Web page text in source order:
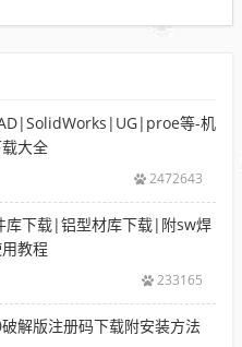
等-机
大全
2472643
库下载|铝型材库下载|附sw焊
教程
233165
解版注册码下载附安装方法